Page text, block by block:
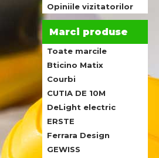
Opiniile vizitatorilor
Marci produse
Toate marcile
Bticino Matix
Courbi
CUTIA DE 10M
DeLight electric
ERSTE
Ferrara Design
GEWISS